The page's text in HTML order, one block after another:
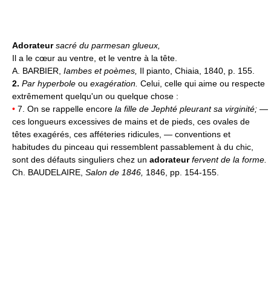
Adorateursacré du parmesan glueux,
Il a le cœur au ventre, et le ventre à la tête.
A. BARBIER, Iambes et poèmes, Il pianto, Chiaia, 1840, p. 155.
2. Par hyperbole ou exagération. Celui, celle qui aime ou respecte
extrêmement quelqu'un ou quelque chose :
• 7. On se rappelle encore la fille de Jephté pleurant sa virginité; —
ces longueurs excessives de mains et de pieds, ces ovales de
têtes exagérés, ces afféteries ridicules, — conventions et
habitudes du pinceau qui ressemblent passablement à du chic,
sont des défauts singuliers chez un adorateurfervent de la forme.
Ch. BAUDELAIRE, Salon de 1846, 1846, pp. 154-155.